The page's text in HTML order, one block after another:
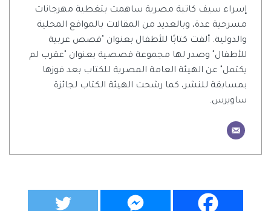
إسراء سيف كاتبة مصرية ساهمت بتغطية مهرجانات
مسرحية عدة، وبالعديد من المقالات بالمواقع المحلية
والدولية. ألفت كتابًا للأطفال بعنوان "قصص عربية
للأطفال" وصدر لها مجموعة قصصية بعنوان "عقرب لم
يكتمل" عن الهيئة العامة المصرية للكتاب بعد فوزها
بمسابقة للنشر، كما رشحت الهيئة الكتاب لجائزة
ساويرس.